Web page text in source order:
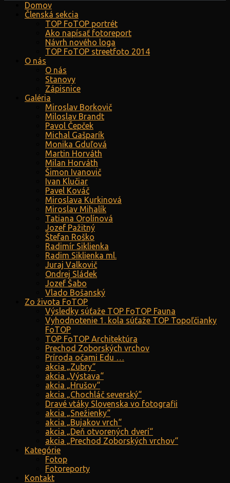
Domov
Členská sekcia
TOP FoTOP portrét
Ako napísať fotoreport
Návrh nového loga
TOP FoTOP streetfoto 2014
O nás
O nás
Stanovy
Zápisnice
Galéria
Miroslav Borkovič
Miloslav Brandt
Pavol Čepček
Michal Gašparík
Monika Gduľová
Martin Horváth
Milan Horváth
Šimon Ivanovič
Ivan Klučiar
Pavel Kováč
Miroslava Kurkinová
Miroslav Mihalík
Tatiana Orolínová
Jozef Pažitný
Štefan Roško
Radimír Siklienka
Radim Siklienka ml.
Juraj Valkovič
Ondrej Sládek
Jozef Šabo
Vlado Bošanský
Zo života FoTOP
Výsledky súťaže TOP FoTOP Fauna
Vyhodnotenie 1. kola súťaže TOP Topoľčianky
FoTOP
TOP FoTOP Architektúra
Prechod Zoborských vrchov
Príroda očami Edu …
akcia „Zubry“
akcia „Výstava“
akcia „Hrušov“
akcia „Chochláč severský“
Dravé vtáky Slovenska vo fotografii
akcia „Snežienky“
akcia „Bujakov vrch“
akcia „Deň otvorených dverí“
akcia „Prechod Zoborských vrchov“
Kategórie
Fotop
Fotoreporty
Kontakt